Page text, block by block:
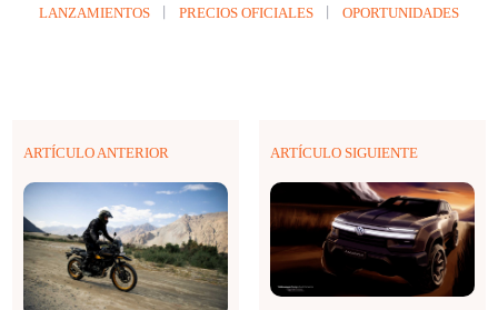
LANZAMIENTOS PRECIOS OFICIALES OPORTUNIDADES
ARTÍCULO ANTERIOR ARTÍCULO SIGUIENTE